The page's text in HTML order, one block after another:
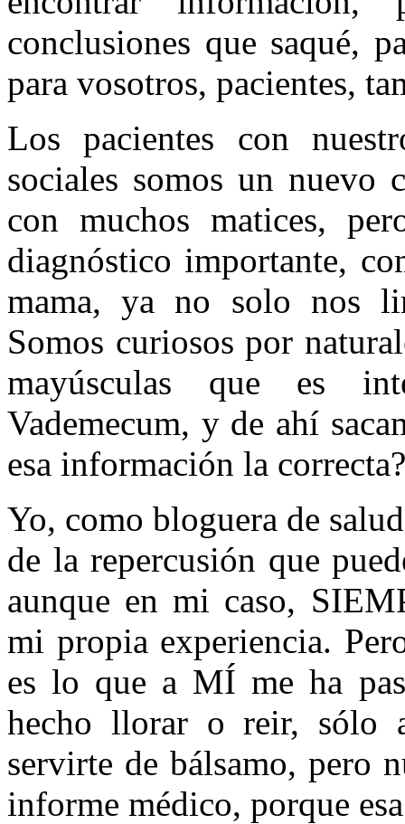
conclusiones que saqué,
para vosotros, pacientes,
Los pacientes con
sociales somos un nuevo
con muchos matices,
diagnóstico importante,
mama, ya no solo nos
Somos curiosos por
mayúsculas que es
Vademecum, y de ahí
esa información la
Yo, como bloguera de
de la repercusión que
aunque en mi caso,
mi propia experiencia.
es lo que a MÍ me ha
hecho llorar o reir, sólo
servirte de bálsamo, pero
informe médico, porque